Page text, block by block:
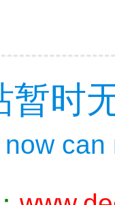
暂时